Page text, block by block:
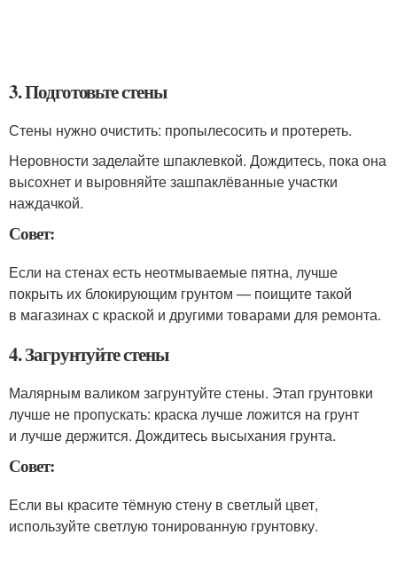
3. Подготовьте стены
Стены нужно очистить: пропылесосить и протереть.
Неровности заделайте шпаклевкой. Дождитесь, пока она
высохнет и выровняйте зашпаклёванные участки
наждачкой.
Совет:
Если на стенах есть неотмываемые пятна, лучше
покрыть их блокирующим грунтом — поищите такой
в магазинах с краской и другими товарами для ремонта.
4. Загрунтуйте стены
Малярным валиком загрунтуйте стены. Этап грунтовки
лучше не пропускать: краска лучше ложится на грунт
и лучше держится. Дождитесь высыхания грунта.
Совет:
Если вы красите тёмную стену в светлый цвет,
используйте светлую тонированную грунтовку.